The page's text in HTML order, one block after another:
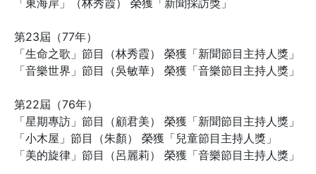
「東海岸」（林秀霞） 榮獲「新聞採訪獎」
第23屆（77年）
「生命之歌」節目（林秀霞） 榮獲「新聞節目主持人獎」
「音樂世界」節目（吳敏華） 榮獲「音樂節目主持人獎」
第22屆（76年）
「星期專訪」節目（顧君美） 榮獲「新聞節目主持人獎」
「小木屋」節目（朱顏） 榮獲「兒童節目主持人獎」
「美的旋律」節目（呂麗莉） 榮獲「音樂節目主持人獎」